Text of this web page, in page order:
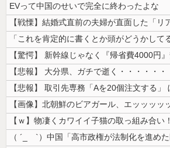
EVって中国のせいで完全に終わったよな
【悲報】 大分県、ガチで逝く・・・・・・
【ｗ】物凄くカワイイ子猫の取っ組み合い！